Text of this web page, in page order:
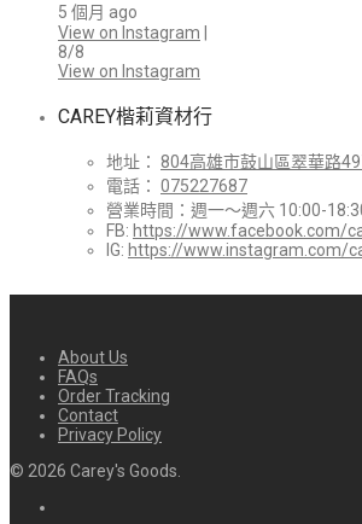
5 個月 ago
View on Instagram
8/8
View on Instagram
CAREY楷莉資材行
地址： 804高雄市鼓山區翠華路
電話： 075227687
營業時間：週一～週六 10:00-
FB: https://www.facebook.com/
IG: https://www.instagram.com/
About Us
FAQs
Order Tracking
Contact
Privacy Policy
© 2026 Carey's Goods.